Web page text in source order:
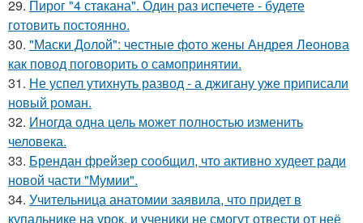
29. Пирог "4 стaкана". Один раз испечете - будете
готовить постоянно.
30. "Маски Долой": честные фото жены Андрея Леонова
как повод поговорить о самопринятии.
31. Не успел утихнуть развод - а джигану уже приписали
новый роман.
32. Иногда одна цель может полностью изменить
человека.
33. Брендан фрейзер сообщил, что активно худеет ради
новой части "Мумии".
34. Учительница анатомии заявила, что придет в
купальнике на урок, и ученики не смогут отвести от неё